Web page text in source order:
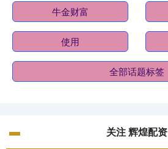
牛金财富
使用
全部话题标签
关注 辉煌配资